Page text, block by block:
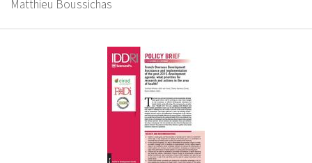
Matthieu Boussichas